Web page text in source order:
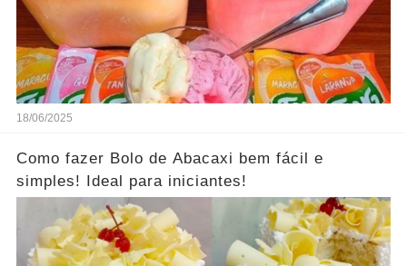
18/06/2025
Como fazer Bolo de Abacaxi bem fácil e
simples! Ideal para iniciantes!